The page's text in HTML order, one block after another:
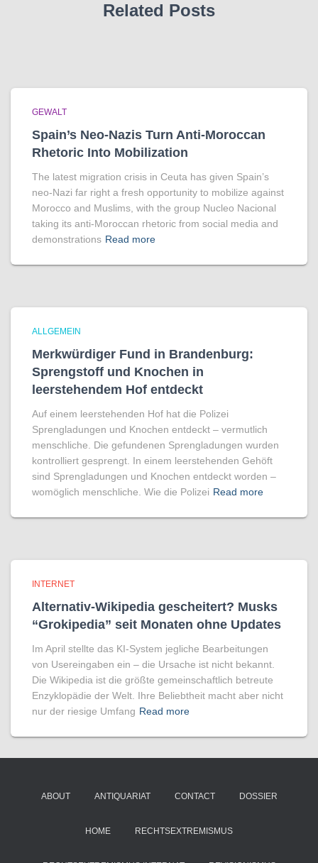
Related Posts
GEWALT
Spain’s Neo-Nazis Turn Anti-Moroccan
Rhetoric Into Mobilization
The latest migration crisis in Ceuta has given Spain’s
neo-Nazi far right a fresh opportunity to mobilize against
Morocco and Muslims, with the group Nucleo Nacional
taking its anti-Moroccan rhetoric from social media and
demonstrations Read more
ALLGEMEIN
Merkwürdiger Fund in Brandenburg:
Sprengstoff und Knochen in
leerstehendem Hof entdeckt
Auf einem leerstehenden Hof hat die Polizei
Sprengladungen und Knochen entdeckt – vermutlich
menschliche. Die gefundenen Sprengladungen wurden
kontrolliert gesprengt. In einem leerstehenden Gehöft
sind Sprengladungen und Knochen entdeckt worden –
womöglich menschliche. Wie die Polizei Read more
INTERNET
Alternativ-Wikipedia gescheitert? Musks
“Grokipedia” seit Monaten ohne Updates
Im April stellte das KI-System jegliche Bearbeitungen
von Usereingaben ein – die Ursache ist nicht bekannt.
Die Wikipedia ist die größte gemeinschaftlich betreute
Enzyklopädie der Welt. Ihre Beliebtheit macht aber nicht
nur der riesige Umfang Read more
ABOUT ANTIQUARIAT CONTACT DOSSIER
HOME RECHTSEXTREMISMUS